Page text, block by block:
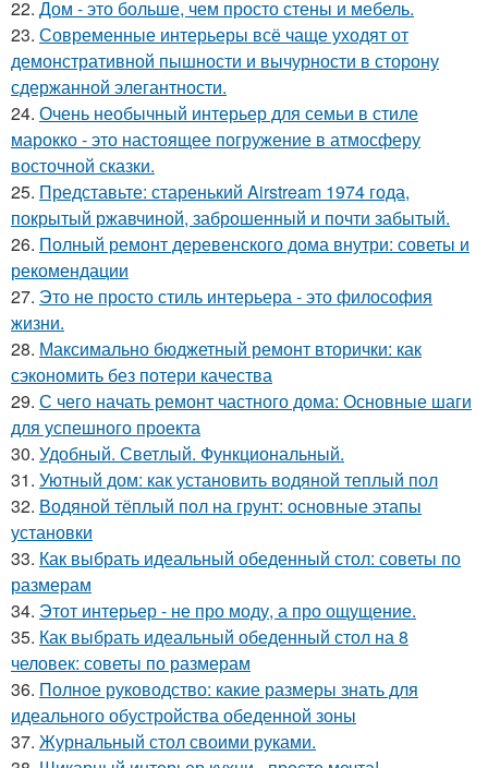
22. Дом - это больше, чем просто стены и мебель.
23. Современные интерьеры всё чаще уходят от
демонстративной пышности и вычурности в сторону
сдержанной элегантности.
24. Очень необычный интерьер для семьи в стиле
марокко - это настоящее погружение в атмосферу
восточной сказки.
25. Представьте: старенький Airstream 1974 года,
покрытый ржавчиной, заброшенный и почти забытый.
26. Полный ремонт деревенского дома внутри: советы и
рекомендации
27. Это не просто стиль интерьера - это философия
жизни.
28. Максимально бюджетный ремонт вторички: как
сэкономить без потери качества
29. С чего начать ремонт частного дома: Основные шаги
для успешного проекта
30. Удобный. Светлый. Функциональный.
31. Уютный дом: как установить водяной теплый пол
32. Водяной тёплый пол на грунт: основные этапы
установки
33. Как выбрать идеальный обеденный стол: советы по
размерам
34. Этот интерьер - не про моду, а про ощущение.
35. Как выбрать идеальный обеденный стол на 8
человек: советы по размерам
36. Полное руководство: какие размеры знать для
идеального обустройства обеденной зоны
37. Журнальный стол своими руками.